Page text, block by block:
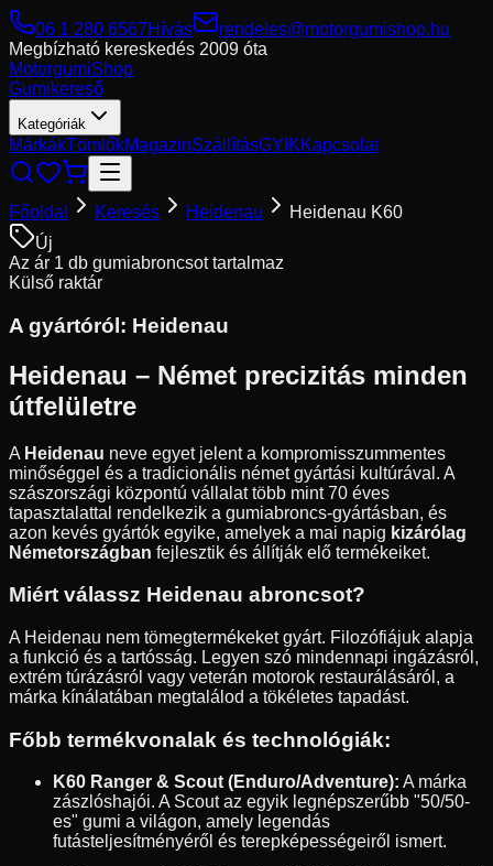
06 1 280 6567Hívás
rendeles@motorgumishop.hu
Megbízható kereskedés 2009 óta
MotorgumiShop
Gumikereső
Kategóriák
MárkákTömlőkMagazinSzállításGYIKKapcsolat
Főoldal Keresés Heidenau
Heidenau K60
Új
Az ár 1 db gumiabroncsot tartalmaz
Külső raktár
A gyártóról: Heidenau
Heidenau – Német precizitás minden
útfelületre
A Heidenau neve egyet jelent a kompromisszummentes
minőséggel és a tradicionális német gyártási kultúrával. A
szászországi központú vállalat több mint 70 éves
tapasztalattal rendelkezik a gumiabroncs-gyártásban, és
azon kevés gyártók egyike, amelyek a mai napig kizárólag
Németországban fejlesztik és állítják elő termékeiket.
Miért válassz Heidenau abroncsot?
A Heidenau nem tömegtermékeket gyárt. Filozófiájuk alapja
a funkció és a tartósság. Legyen szó mindennapi ingázásról,
extrém túrázásról vagy veterán motorok restaurálásáról, a
márka kínálatában megtalálod a tökéletes tapadást.
Főbb termékvonalak és technológiák:
K60 Ranger & Scout (Enduro/Adventure): A márka
zászlóshajói. A Scout az egyik legnépszerűbb "50/50-
es" gumi a világon, amely legendás
futásteljesítményéről és terepképességeiről ismert.